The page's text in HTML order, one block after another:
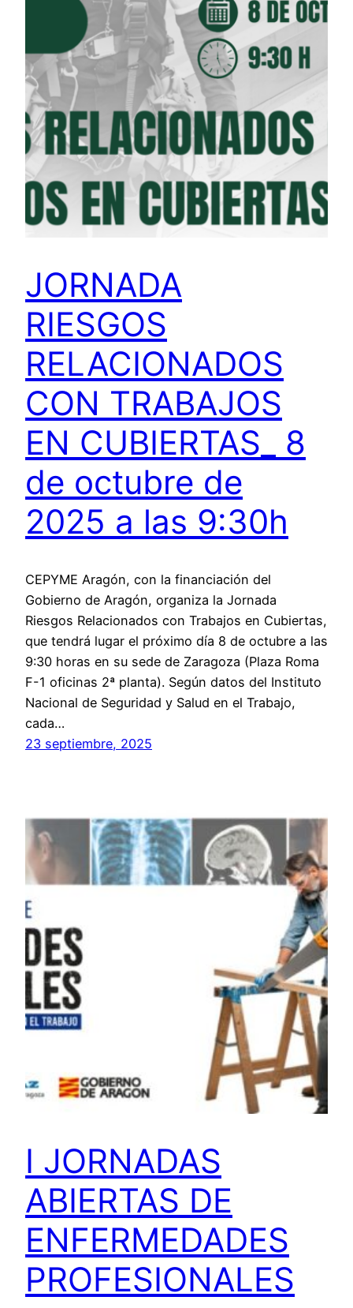
JORNADA
RIESGOS
RELACIONADOS
CON TRABAJOS
EN CUBIERTAS_ 8
de octubre de
2025 a las 9:30h
CEPYME Aragón, con la financiación del
Gobierno de Aragón, organiza la Jornada
Riesgos Relacionados con Trabajos en Cubiertas,
que tendrá lugar el próximo día 8 de octubre a las
9:30 horas en su sede de Zaragoza (Plaza Roma
F-1 oficinas 2ª planta). Según datos del Instituto
Nacional de Seguridad y Salud en el Trabajo,
cada…
23 septiembre, 2025
I JORNADAS
ABIERTAS DE
ENFERMEDADES
PROFESIONALES